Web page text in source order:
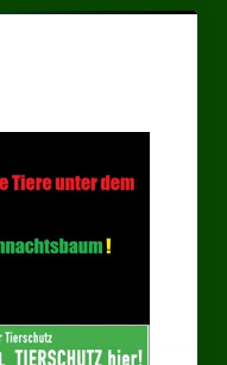
Jetzt!
Düsseldorf